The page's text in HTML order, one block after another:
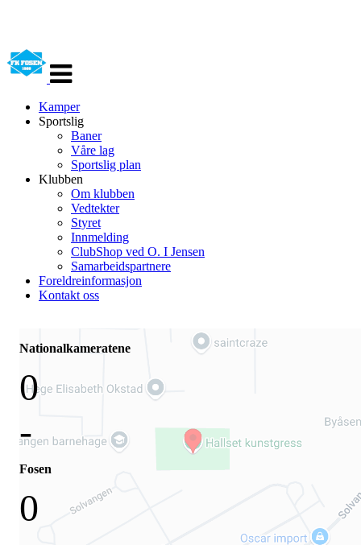
navigasjon
Kamper
Sportslig
Baner
Våre lag
Sportslig plan
Klubben
Om klubben
Vedtekter
Styret
Innmelding
ClubShop ved O. I Jensen
Samarbeidspartnere
Foreldreinformasjon
Kontakt oss
Nationalkameratene
0
-
Fosen
0